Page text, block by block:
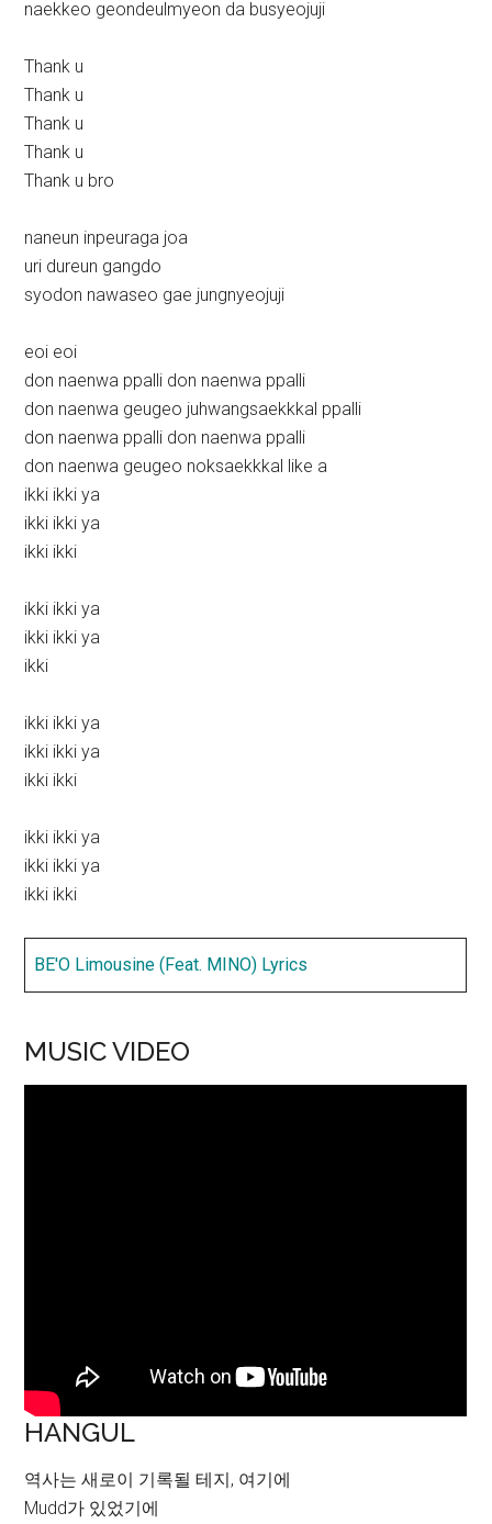
naekkeo geondeulmyeon da busyeojuji
Thank u
Thank u
Thank u
Thank u
Thank u bro
naneun inpeuraga joa
uri dureun gangdo
syodon nawaseo gae jungnyeojuji
eoi eoi
don naenwa ppalli don naenwa ppalli
don naenwa geugeo juhwangsaekkkal ppalli
don naenwa ppalli don naenwa ppalli
don naenwa geugeo noksaekkkal like a
ikki ikki ya
ikki ikki ya
ikki ikki
ikki ikki ya
ikki ikki ya
ikki
ikki ikki ya
ikki ikki ya
ikki ikki
ikki ikki ya
ikki ikki ya
ikki ikki
BE′O Limousine (Feat. MINO) Lyrics
MUSIC VIDEO
HANGUL
역사는 새로이 기록될 테지, 여기에
Mudd가 있었기에